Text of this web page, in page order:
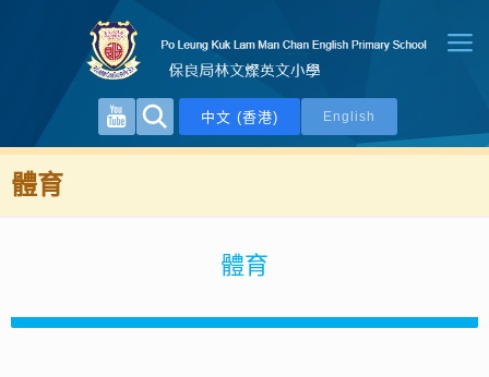
中文 (香港) English
體育
體育